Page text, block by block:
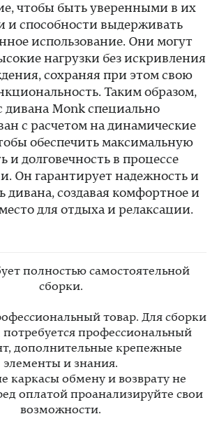
чтобы быть уверенными в их
и способности выдерживать
использование. Они могут
нагрузки без искривления
сохраняя при этом свою
Таким образом,
дивана Monk специально
с расчетом на динамические
обеспечить максимальную
и долговечность в процессе
Он гарантирует надежность и
дивана, создавая комфортное и
для отдыха и релаксации.
полностью самостоятельной
сборки.
товар. Для сборки
потребуется профессиональный
дополнительные крепежные
элементы и знания.
каркасы обмену и возврату не
оплатой проанализируйте свои
возможности.